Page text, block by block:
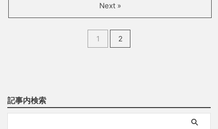
1 2
Next »
記事内検索